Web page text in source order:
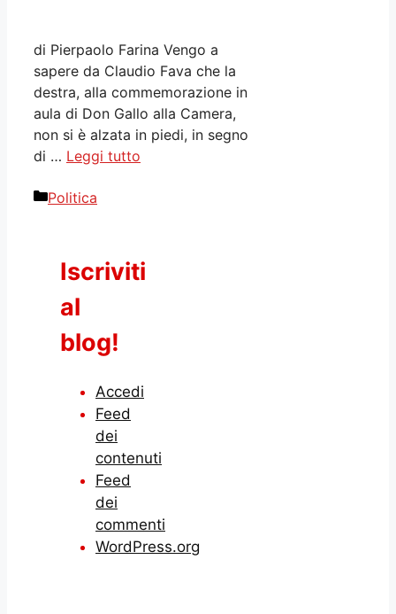
di Pierpaolo Farina Vengo a
sapere da Claudio Fava che la
destra, alla commemorazione in
aula di Don Gallo alla Camera,
non si è alzata in piedi, in segno
di … Leggi tutto
Categorie
Politica
Iscriviti
al
blog!
Accedi
Feed
dei
contenuti
Feed
dei
commenti
WordPress.org